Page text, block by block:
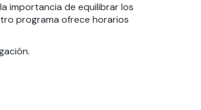
importancia de equilibrar los
programa ofrece horarios